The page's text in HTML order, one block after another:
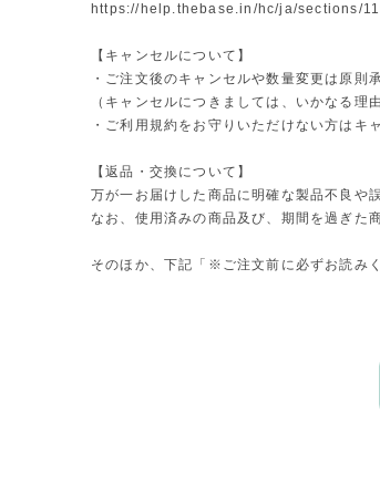
https://help.thebase.in/hc/ja/sections/
【キャンセルについて】
・ご注文後のキャンセルや数量変更は原則
（キャンセルにつきましては、いかなる
・ご利用規約をお守りいただけない方はキ
【返品・交換について】
万が一お届けした商品に明確な製品不良や
なお、使用済みの商品及び、期間を過ぎた
そのほか、下記「※ご注文前に必ずお読み